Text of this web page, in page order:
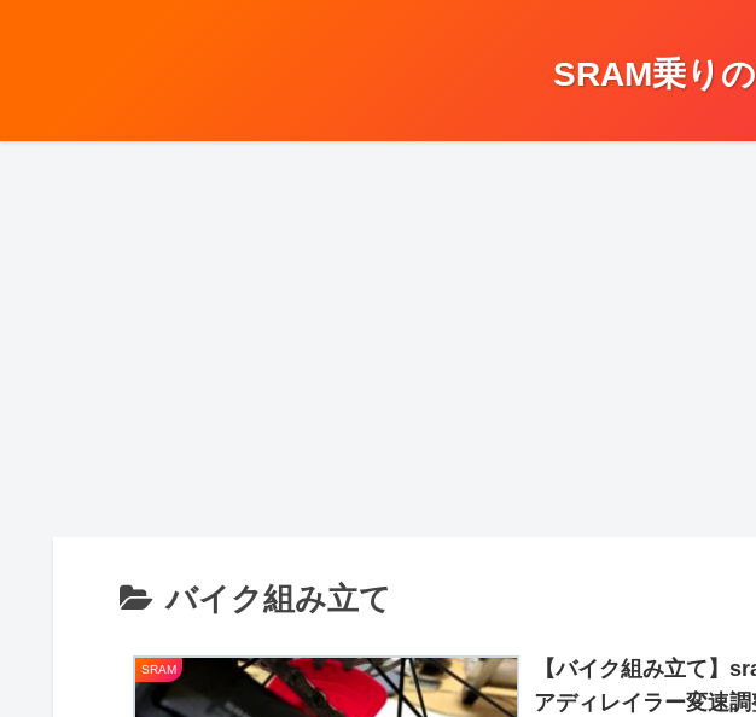
SRAM乗り
バイク組み立て
SRAM
【バイク組み立て】
アディレイラー変速調